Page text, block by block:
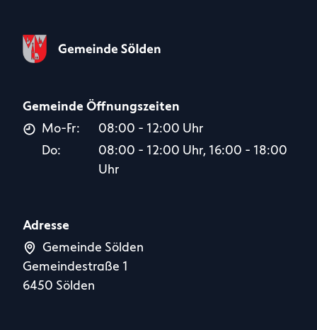
Gemeinde Öffnungszeiten
Mo-Fr:
08:00 - 12:00 Uhr
Do:
08:00 - 12:00 Uhr, 16:00 - 18:00
Uhr
Adresse
Gemeinde Sölden
Gemeindestraße 1
6450 Sölden